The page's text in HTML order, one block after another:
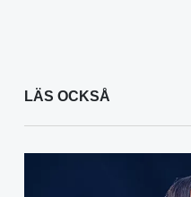
LÄS OCKSÅ